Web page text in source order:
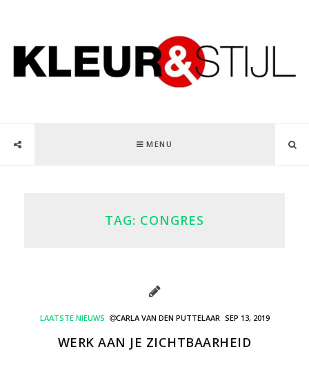
MENU
TAG: CONGRES
LAATSTE NIEUWS CARLA VAN DEN PUTTELAAR SEP 13, 2019
WERK AAN JE ZICHTBAARHEID